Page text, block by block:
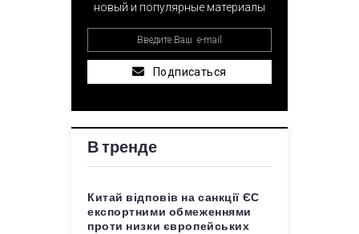
новый и популярные материалы
Подписаться
В тренде
Китай відповів на санкції ЄС
експортними обмеженнями
проти низки європейських